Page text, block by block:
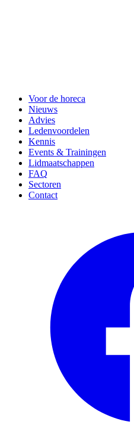
Voor de horeca
Nieuws
Advies
Ledenvoordelen
Kennis
Events & Trainingen
Lidmaatschappen
FAQ
Sectoren
Contact